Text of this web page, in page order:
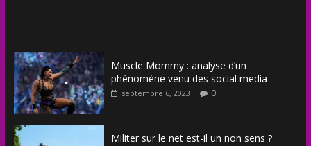
Muscle Mommy : analyse d’un
phénomène venu des social media
septembre 6, 2023 0
Militer sur le net est-il un non sens ?